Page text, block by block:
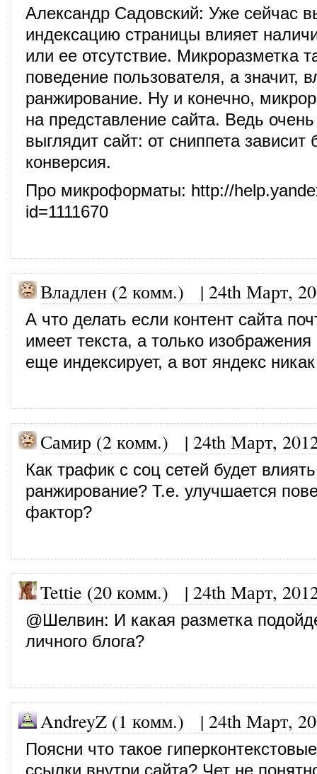
Александр Садовский: Уже сейчас
индексацию страницы влияет
или ее отсутствие. Микроразметка
поведение пользователя, а значит,
ранжирование. Ну и конечно,
на представление сайта. Ведь
выглядит сайт: от сниппета зависит
конверсия.
Про микроформаты: http://
id=1111670
Владлен (2 комм.) | 24th Март,
А что делать если контент сайта
имеет текста, а только
еще индексирует, а вот яндекс
Самир (2 комм.) | 24th Март,
Как трафик с соц сетей будет
ранжирование? Т.е. улучшается
фактор?
Tettie (20 комм.) | 24th Март,
@Шелвин: И какая разметка
личного блога?
AndreyZ (1 комм.) | 24th Март,
Поясни что такое гиперконтекстовые
ссылки внутри сайта? Чет не